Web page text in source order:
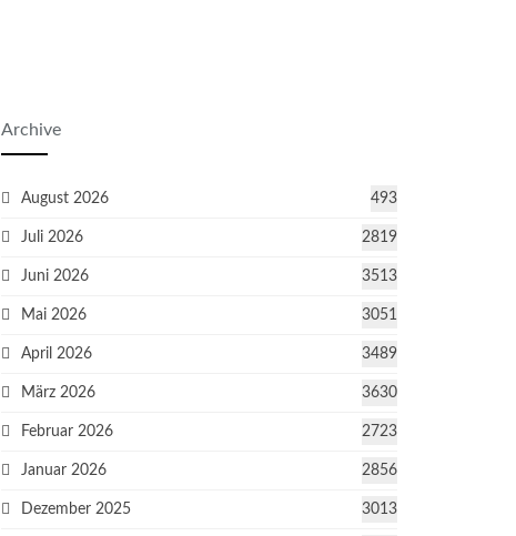
Archive
August 2026 493
Juli 2026 2819
Juni 2026 3513
Mai 2026 3051
April 2026 3489
März 2026 3630
Februar 2026 2723
Januar 2026 2856
Dezember 2025 3013